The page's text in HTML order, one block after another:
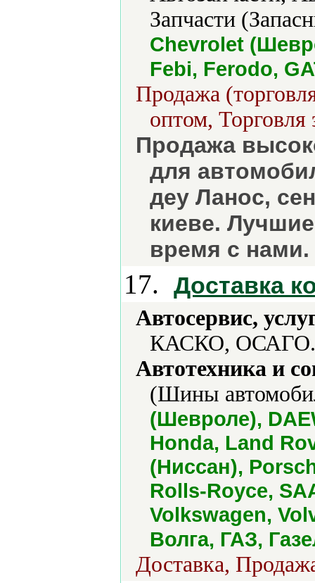
Запчасти
Chevrolet
Febi, Ferodo,
Продажа
оптом, Торговля
Продажа
для
деу Ланос,
киеве.
время с нами.
17. Доставка
Автосервис,
КАСКО,
Автотехника и
(Шины
(Шевроле),
Honda, Land
(Ниссан),
Rolls-Royce,
Volkswagen,
Волга, ГАЗ,
Доставка,